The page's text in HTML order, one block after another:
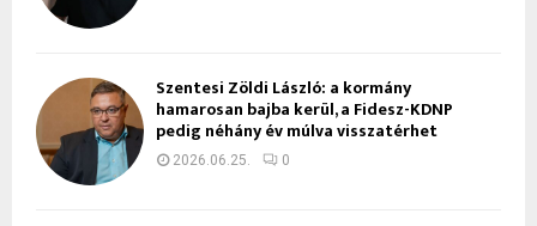
Szentesi Zöldi László: a kormány
hamarosan bajba kerül, a Fidesz-KDNP
pedig néhány év múlva visszatérhet
2026.06.25. 0